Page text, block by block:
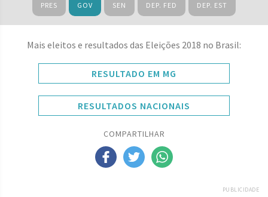
PRES GOV SEN DEP. FED DEP. EST
Mais eleitos e resultados das Eleições 2018 no Brasil:
RESULTADO EM MG
RESULTADOS NACIONAIS
COMPARTILHAR
PUBLICIDADE